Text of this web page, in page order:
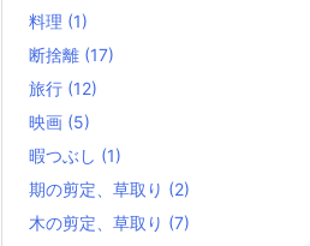
料理 (1)
断捨離 (17)
旅行 (12)
映画 (5)
暇つぶし (1)
期の剪定、草取り (2)
木の剪定、草取り (7)